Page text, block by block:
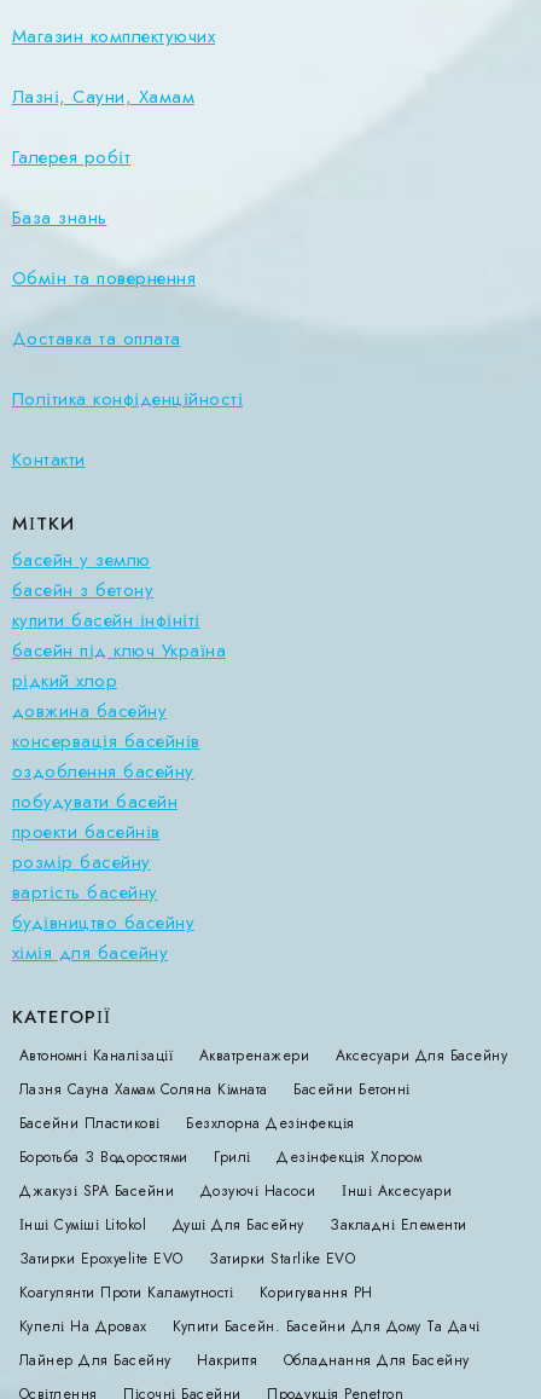
Магазин комплектуючих
Лазні, Сауни, Хамам
Галерея робіт
База знань
Обмін та повернення
Доставка та оплата
Політика конфіденційності
Контакти
МІТКИ
басейн у землю
басейн з бетону
купити басейн інфініті
басейн під ключ Україна
рідкий хлор
довжина басейну
консервація басейнів
оздоблення басейну
побудувати басейн
проекти басейнів
розмір басейну
вартість басейну
будівництво басейну
хімія для басейну
КАТЕГОРІЇ
Автономні Каналізації Акватренажери
Аксесуари Для Басейну
Лазня Сауна Хамам Соляна Кімната
Басейни Бетонні
Басейни Пластикові
Безхлорна Дезінфекція
Боротьба З Водоростями
Грилі
Дезінфекція Хлором
Джакузі SPA Басейни
Дозуючі Насоси
Інші Аксесуари
Інші Суміші Litokol
Душі Для Басейну
Закладні Елементи
Затирки Epoxyelite EVO
Затирки Starlike EVO
Коагулянти Проти Каламутності
Коригування РН
Купелі На Дровах
Купити Басейн. Басейни Для Дому Та Дачі
Лайнер Для Басейну
Накриття
Обладнання Для Басейну
Освітлення
Пісочні Басейни Продукція Penetron